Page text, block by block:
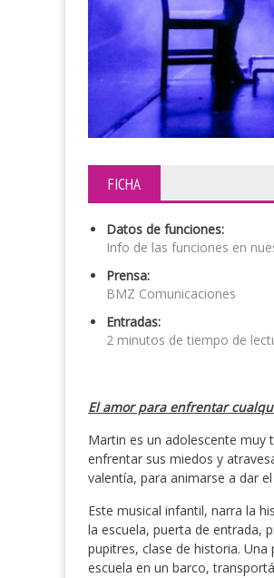
FICHA
Datos de funciones:
Info de las funciones en
Prensa:
BMZ Comunicaciones
Entradas:
2 minutos de tiempo de
El amor para enfrentar
Martin es un adolescente muy
enfrentar sus miedos y
valentía, para animarse a dar
Este musical infantil, narra la
la escuela, puerta de entrada,
pupitres, clase de historia.
escuela en un barco,